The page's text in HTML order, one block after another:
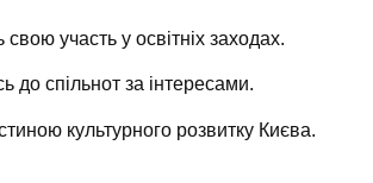
свою участь у освітніх заходах.
до спільнот за інтересами.
культурного розвитку Києва.